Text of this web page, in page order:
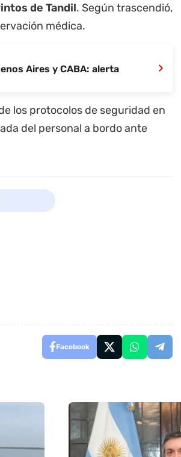
de Tandil. Según trascendió,
médica.
Aires y CABA: alerta
›
los protocolos de seguridad en
del personal a bordo ante
Facebook